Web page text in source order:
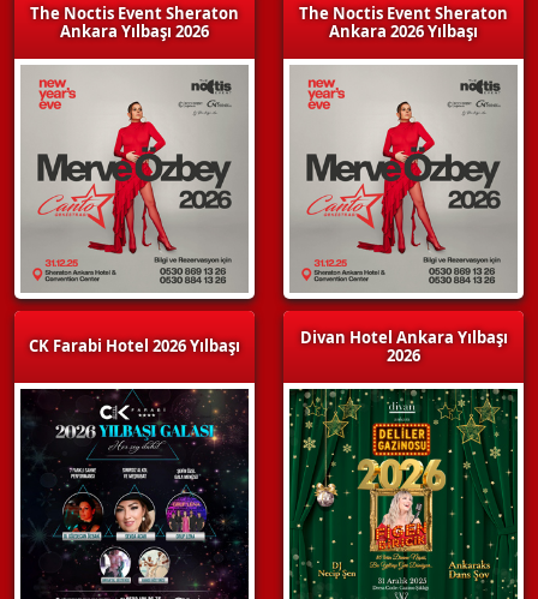
The Noctis Event Sheraton
Ankara Yılbaşı 2026
CK Farabi Hotel 2026 Yılbaşı
The Noctis Event Sheraton
Ankara 2026 Yılbaşı
Divan Hotel Ankara Yılbaşı
2026